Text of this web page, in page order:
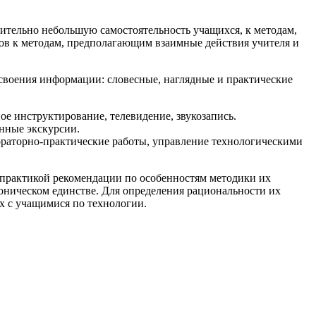
небольшую самостоятельность учащихся, к методам,
к методам, предполагающим взаимные действия учителя и
информации: словесные, наглядные и практические
инструктирование, телевидение, звукозапись.
экскурсии.
практические работы, управление технологическими
рекомендации по особенностям методики их
единстве. Для определения рациональности их
с учащимися по технологии.